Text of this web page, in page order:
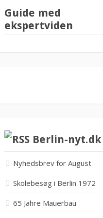
Guide med
ekspertviden
Berlin-nyt.dk
Nyhedsbrev for August
Skolebesøg i Berlin 1972
65 Jahre Mauerbau